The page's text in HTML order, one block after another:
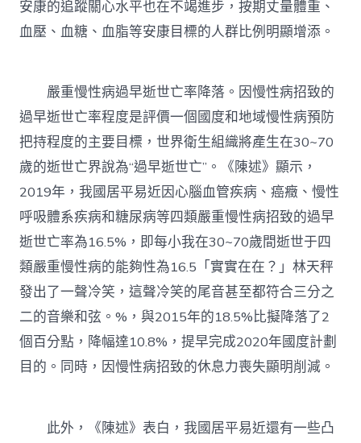
安康的追蹤關心水平也在不竭進步，按期丈量體重、
血壓、血糖、血脂等安康目標的人群比例明顯增添。
嚴重慢性病過早逝世亡率降落。因慢性病招致的
過早逝世亡率程度是評價一個國度和地域慢性病預防
把持程度的主要目標，世界衛生組織將產生在30~70
歲的逝世亡界說為“過早逝世亡”。《陳述》顯示，
2019年，我國居平易近因心腦血管疾病、癌癥、慢性
呼吸體系疾病和糖尿病等四類嚴重慢性病招致的過早
逝世亡率為16.5%，即每小我在30~70歲間逝世于四
類嚴重慢性病的能夠性為16.5「實實在在？」林天秤
發出了一聲冷笑，這聲冷笑的尾音甚至都符合三分之
二的音樂和弦。%，與2015年的18.5%比擬降落了2
個百分點，降幅達10.8%，提早完成2020年國度計劃
目的。同時，因慢性病招致的休息力喪失顯明削減。
此外，《陳述》表白，我國居平易近還有一些凸